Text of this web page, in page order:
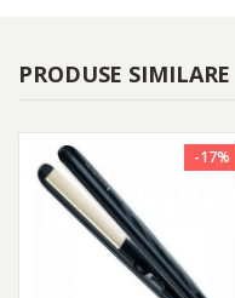
PRODUSE SIMILARE
-17%